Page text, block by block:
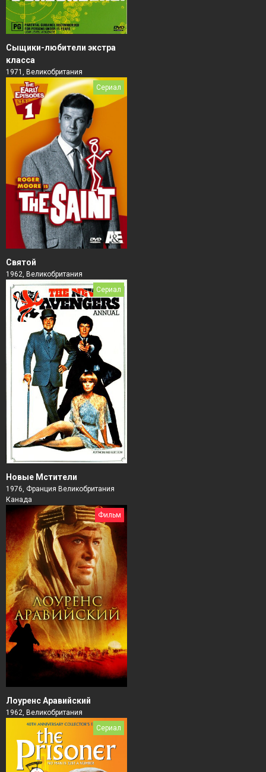
Сыщики-любители экстра
класса
1971, Великобритания
Сериал
Святой
1962, Великобритания
Сериал
Новые Мстители
1976, Франция Великобритания
Канада
Фильм
Лоуренс Аравийский
1962, Великобритания
Сериал